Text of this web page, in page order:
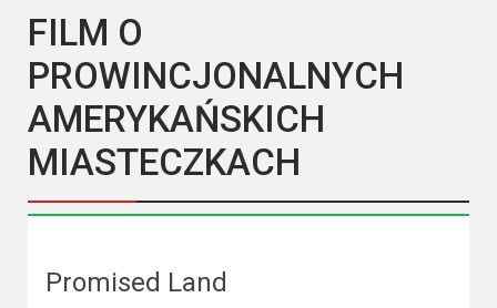
Bollywood
&
s-
ka
Filmy
Horrory
FILM O
PROWINCJONALNYCH
AMERYKAŃSKICH
MIASTECZKACH
Promised Land